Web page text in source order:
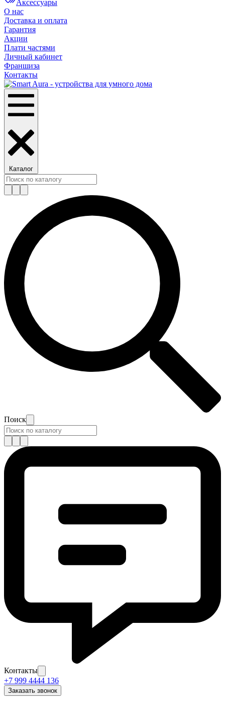
Аксессуары
О нас
Доставка и оплата
Гарантия
Акции
Плати частями
Личный кабинет
Франшиза
Контакты
Каталог
Поиск
Контакты
+7 999 4444 136
Заказать звонок